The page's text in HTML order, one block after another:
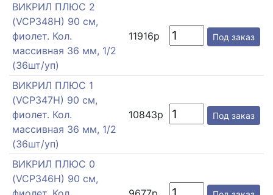
ВИКРИЛ ПЛЮС 2
(VCP348H) 90 см,
фиолет. Кол.
массивная 36 мм, 1/2
(36шт/уп)
11916р Под заказ
ВИКРИЛ ПЛЮС 1
(VCP347H) 90 см,
фиолет. Кол.
массивная 36 мм, 1/2
(36шт/уп)
10843р Под заказ
ВИКРИЛ ПЛЮС 0
(VCP346H) 90 см,